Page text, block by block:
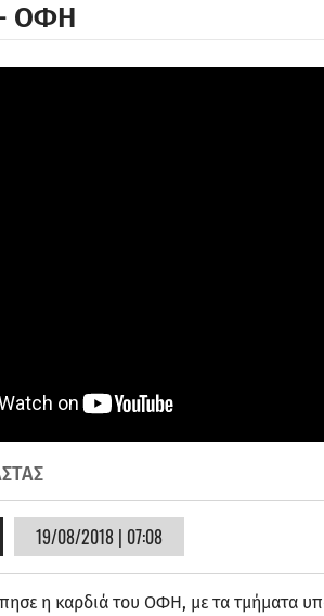
ΟΦΗ
19/08/2018 | 07:08
η καρδιά του ΟΦΗ, με τα τμήματα